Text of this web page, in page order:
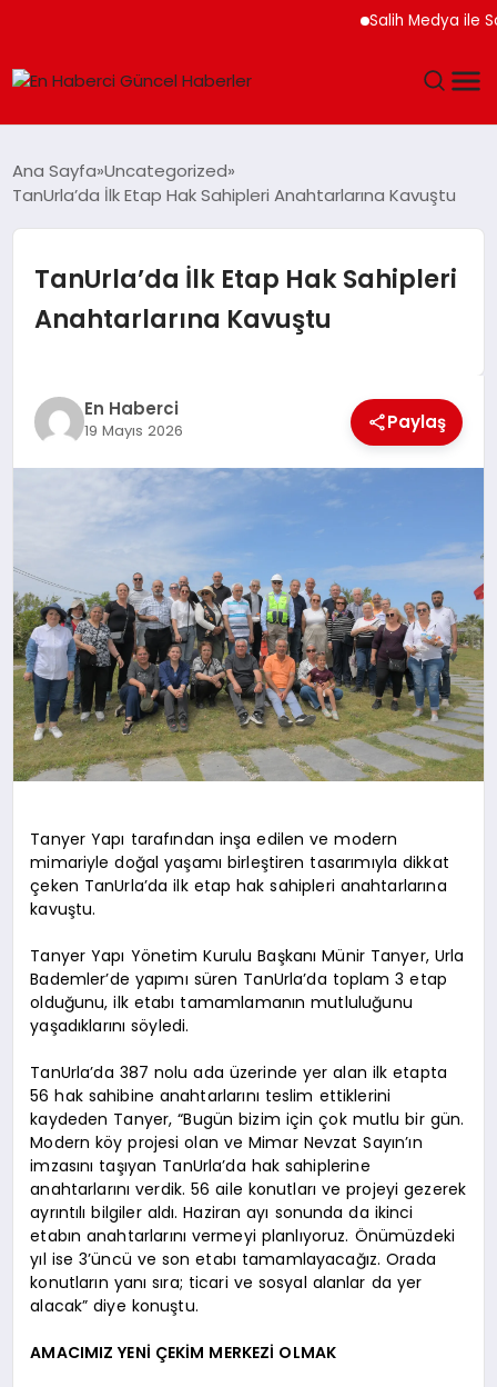
Salih Medya ile
SAĞLIK
TEKNOLOJI
DÜNYA
SIYASET
Ana Sayfa Uncategorized
TanUrla’da İlk Etap Hak Sahipleri Anahtarlarına Kavuştu
TanUrla’da İlk Etap Hak Sahipleri
Anahtarlarına Kavuştu
En Haberci
19 Mayıs 2026 Paylaş
Tanyer Yapı tarafından inşa edilen ve modern
mimariyle doğal yaşamı birleştiren tasarımıyla dikkat
çeken TanUrla’da ilk etap hak sahipleri anahtarlarına
kavuştu.
Tanyer Yapı Yönetim Kurulu Başkanı Münir Tanyer, Urla
Bademler’de yapımı süren TanUrla’da toplam 3 etap
olduğunu, ilk etabı tamamlamanın mutluluğunu
yaşadıklarını söyledi.
TanUrla’da 387 nolu ada üzerinde yer alan ilk etapta
56 hak sahibine anahtarlarını teslim ettiklerini
kaydeden Tanyer, “Bugün bizim için çok mutlu bir gün.
Modern köy projesi olan ve Mimar Nevzat Sayın’ın
imzasını taşıyan TanUrla’da hak sahiplerine
anahtarlarını verdik. 56 aile konutları ve projeyi gezerek
ayrıntılı bilgiler aldı. Haziran ayı sonunda da ikinci
etabın anahtarlarını vermeyi planlıyoruz. Önümüzdeki
yıl ise 3’üncü ve son etabı tamamlayacağız. Orada
konutların yanı sıra; ticari ve sosyal alanlar da yer
alacak” diye konuştu.
AMACIMIZ YENİ ÇEKİM MERKEZİ OLMAK